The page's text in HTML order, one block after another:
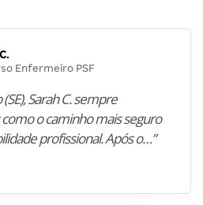
Enfermeiro PSF
Sarah C. sempre
o caminho mais seguro
profissional. Após o…”